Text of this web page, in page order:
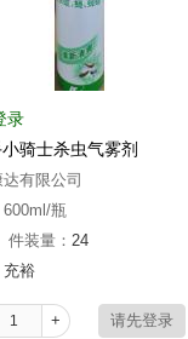
录
骑士杀虫气雾剂
有限公司
600ml/瓶
件装量： 24
充裕
+